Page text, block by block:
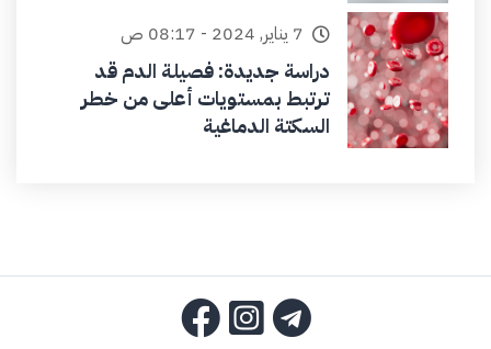
7 يناير, 2024 - 08:17 ص
دراسة جديدة: فصيلة الدم قد
ترتبط بمستويات أعلى من خطر
السكتة الدماغية